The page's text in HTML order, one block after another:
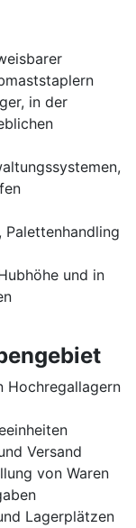
in der
Palettenhandling
und in
Hochregallagern
Versand
von Waren
Lagerplätzen